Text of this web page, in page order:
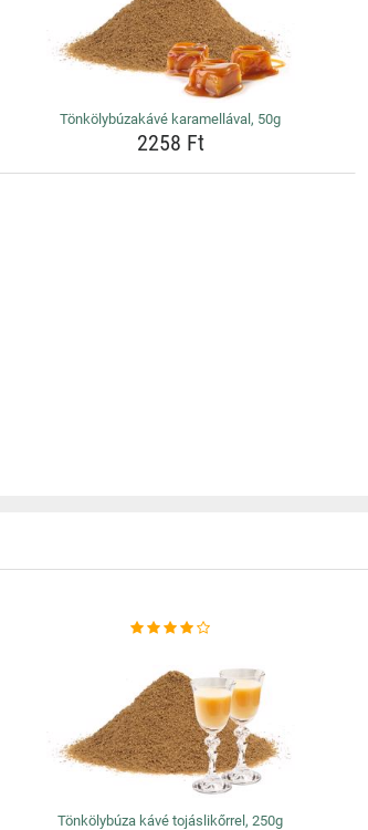
Tönkölybúzakávé karamellával, 50g
2258 Ft
Tönkölybúza kávé tojáslikőrrel, 250g